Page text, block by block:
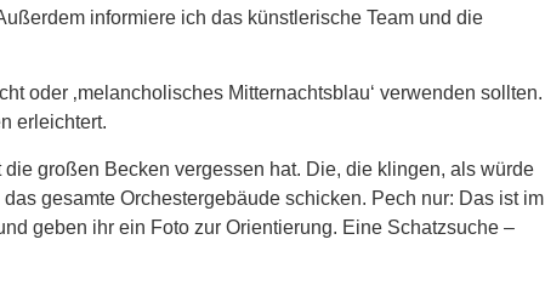
informiere ich das künstlerische Team und die
oder ‚melancholisches Mitternachtsblau‘ verwenden sollten.
erleichtert.
großen Becken vergessen hat. Die, die klingen, als würde
gesamte Orchestergebäude schicken. Pech nur: Das ist im
geben ihr ein Foto zur Orientierung. Eine Schatzsuche –